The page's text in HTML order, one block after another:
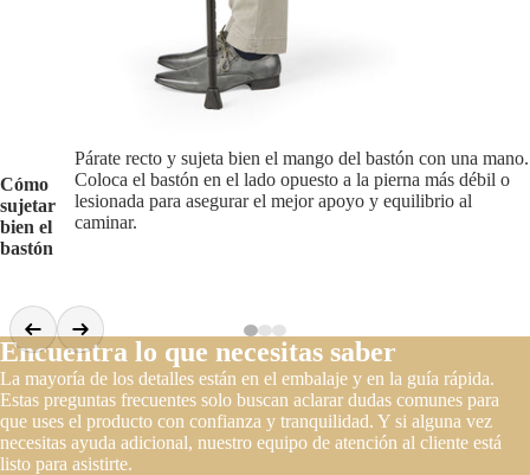
Cómo
sujetar
bien el
bastón
Párate recto y sujeta bien el mango del bastón con una mano.
Coloca el bastón en el lado opuesto a la pierna más débil o
lesionada para asegurar el mejor apoyo y equilibrio al
caminar.
Encuentra lo que necesitas saber
La mayoría de los detalles están en el embalaje y en la guía rápida.
Estas preguntas frecuentes solo buscan aclarar dudas comunes para
que uses el producto con confianza y tranquilidad. Y si alguna vez
necesitas ayuda adicional, nuestro equipo de atención al cliente está
listo para asistirte.